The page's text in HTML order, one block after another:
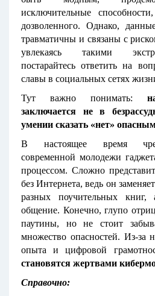
исключительные
дозволенного. Однако,
травматичны и связаны с
увлекаясь такими
постарайтесь ответить на
славы в социальных сетях
Тут важно понимать:
заключается не в
умении сказать «нет»
В настоящее время
современной молодежи
процессом. Сложно
без Интернета, ведь он
разных поучительных
общение. Конечно, глупо
паутины, но не стоит
множество опасностей. Из-за
опыта и цифровой
становятся жертвами
Справочно: